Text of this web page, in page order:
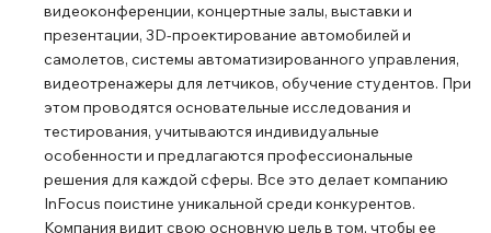
видеоконференции, концертные залы, выставки и
презентации, 3D-проектирование автомобилей и
самолетов, системы автоматизированного управления,
видеотренажеры для летчиков, обучение студентов. При
этом проводятся основательные исследования и
тестирования, учитываются индивидуальные
особенности и предлагаются профессиональные
решения для каждой сферы. Все это делает компанию
InFocus поистине уникальной среди конкурентов.
Компания видит свою основную цель в том, чтобы ее